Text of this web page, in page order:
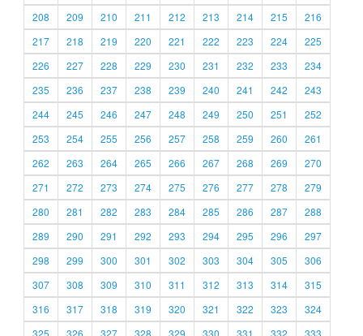
208
209 210 211 212 213 214 215
216
217
218 219 220 221 222 223 224
225
226
227 228 229 230 231 232 233
234
235
236 237 238 239 240 241 242
243
244
245 246 247 248 249 250 251
252
253
254 255 256 257 258 259 260
261
262
263 264 265 266 267 268 269
270
271
272 273 274 275 276 277 278
279
280
281 282 283 284 285 286 287
288
289
290 291 292 293 294 295 296
297
298
299 300 301 302 303 304 305
306
307
308 309 310 311 312 313 314
315
316
317 318 319 320 321 322 323
324
325
326 327 328 329 330 331 332 333